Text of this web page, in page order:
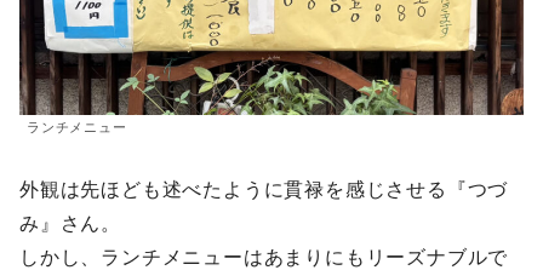
ランチメニュー
外観は先ほども述べたように貫禄を感じさせる『つづ
み』さん。
しかし、ランチメニューはあまりにもリーズナブルで